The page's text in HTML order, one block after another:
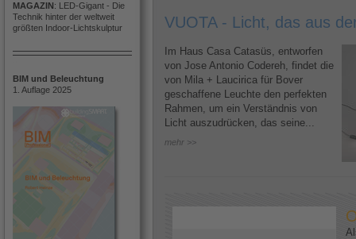
MAGAZIN: LED-Gigant - Die
Technik hinter der weltweit
größten Indoor-Lichtskulptur
BIM und Beleuchtung
1. Auflage 2025
VUOTA - Licht, das aus
Im Haus Casa Catasüs, entworfen
von Jose Antonio Codereh, findet die
von Mila + Laucirica für Bover
geschaffene Leuchte den perfekten
Rahmen, um ein Verständnis von
Licht auszudrücken, das seine...
mehr >>